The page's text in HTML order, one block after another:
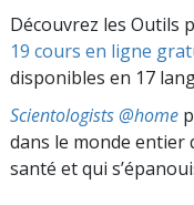
Découvrez les Outils
19 cours en ligne
disponibles en 17
Scientologists @home
dans le monde entier
santé et qui